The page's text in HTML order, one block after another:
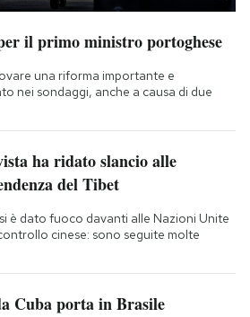
il primo ministro portoghese
una riforma importante e
nei sondaggi, anche a causa di due
ha ridato slancio alle
del Tibet
è dato fuoco davanti alle Nazioni Unite
cinese: sono seguite molte
Cuba porta in Brasile